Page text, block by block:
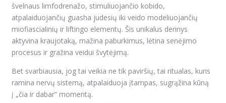
švelnaus limfodrenažo, stimuliuojančio kobido,
atpalaiduojančių guasha judesių iki veido modeliuojančių
miofiascialinių ir liftingo elementų. Šis unikalus derinys
aktyvina kraujotaką, mažina paburkimus, lėtina senėjimo
procesus ir gražina veidui švytėjimą.
Bet svarbiausia, jog tai veikia ne tik paviršių, tai ritualas, kuris
ramina nervų sistemą, atpalaiduoja įtampas, sugrąžina kūną
į „čia ir dabar“ momentą.